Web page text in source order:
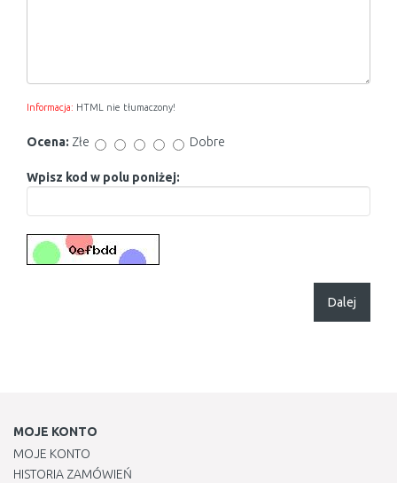
Informacja: HTML nie tłumaczony!
Ocena: Złe Dobre
Wpisz kod w polu poniżej:
Dalej
MOJE KONTO
MOJE KONTO
HISTORIA ZAMÓWIEŃ